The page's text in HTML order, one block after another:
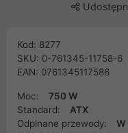
Kod: 8277
SKU: 0-761345-11758-6
EAN: 0761345117586
Moc:
750 W
Standard:
ATX
Odpinane przewody:
W